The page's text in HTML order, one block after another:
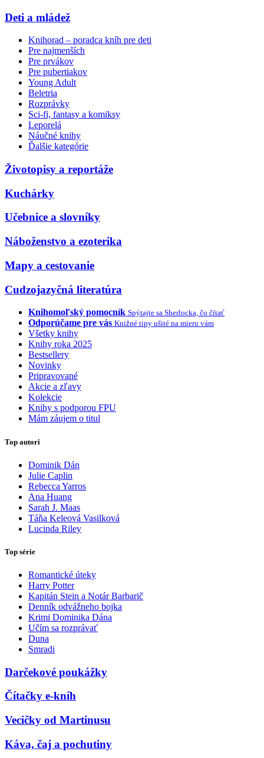
Deti a mládež
Knihorad – poradca kníh pre deti
Pre najmenších
Pre prvákov
Pre pubertiakov
Young Adult
Beletria
Rozprávky
Sci-fi, fantasy a komiksy
Leporelá
Náučné knihy
Ďalšie kategórie
Životopisy a reportáže
Kuchárky
Učebnice a slovníky
Náboženstvo a ezoterika
Mapy a cestovanie
Cudzojazyčná literatúra
Knihomoľský pomocník Spýtajte sa Sherlocka, čo čítať
Odporúčame pre vás Knižné tipy ušité na mieru vám
Všetky knihy
Knihy roka 2025
Bestsellery
Novinky
Pripravované
Akcie a zľavy
Kolekcie
Knihy s podporou FPU
Mám záujem o titul
Top autori
Dominik Dán
Julie Caplin
Rebecca Yarros
Ana Huang
Sarah J. Maas
Táňa Keleová Vasilková
Lucinda Riley
Top série
Romantické úteky
Harry Potter
Kapitán Stein a Notár Barbarič
Denník odvážneho bojka
Krimi Dominika Dána
Učím sa rozprávať
Duna
Smradi
Darčekové poukážky
Čítačky e-kníh
Vecičky od Martinusu
Káva, čaj a pochutiny